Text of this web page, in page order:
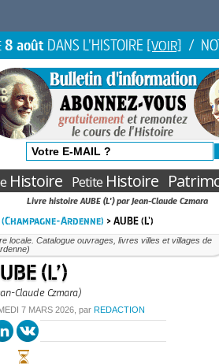
8 août DANS L'HISTOIRE [VOIR] /
Histoire PetiteHistoire
Livre histoire AUBE (L') par Jean-Claude Czmara
Ardenne) > AUBE (L')
locale. Catalogue ouvrages, livres villes et villages de
(L’)
Claude Czmara)
7 MARS 2026 , par REDACTION